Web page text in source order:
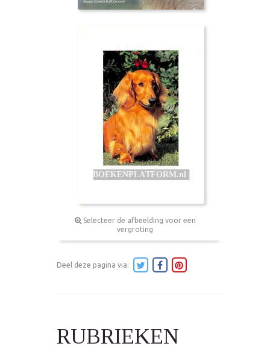
Selecteer de afbeelding voor een
vergroting
Deel deze pagina via:
RUBRIEKEN